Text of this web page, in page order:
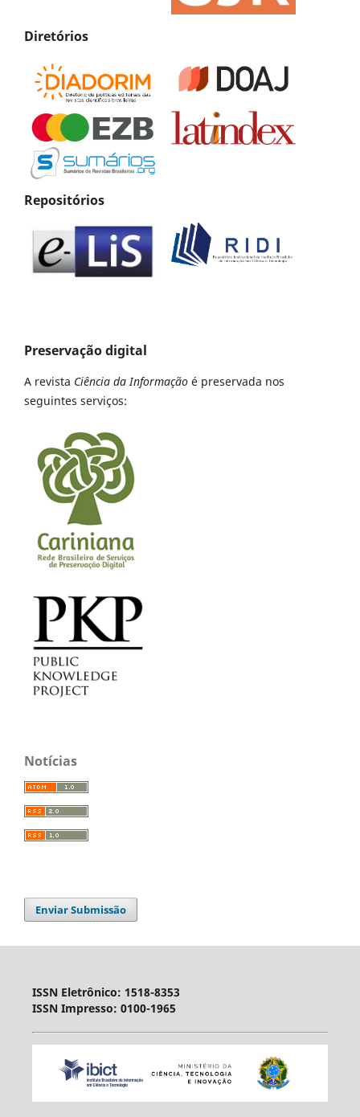
Diretórios
Repositórios
Preservação digital
A revista Ciência da Informação é preservada nos
seguintes serviços:
Notícias
Enviar Submissão
ISSN Eletrônico: 1518-8353
ISSN Impresso: 0100-1965